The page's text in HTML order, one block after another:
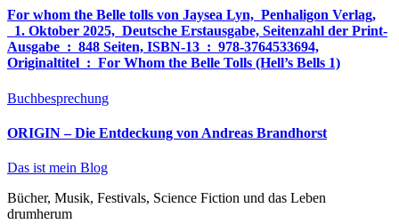
For whom the Belle tolls von Jaysea Lyn, ‎ Penhaligon Verlag,
‎ 1. Oktober 2025, ‎ Deutsche Erstausgabe, Seitenzahl der Print-
Ausgabe ‏ : ‎ 848 Seiten, ISBN-13 ‏ : ‎ 978-3764533694,
Originaltitel ‏ : ‎ For Whom the Belle Tolls (Hell’s Bells 1)
Buchbesprechung
ORIGIN – Die Entdeckung von Andreas Brandhorst
Das ist mein Blog
Bücher, Musik, Festivals, Science Fiction und das Leben
drumherum